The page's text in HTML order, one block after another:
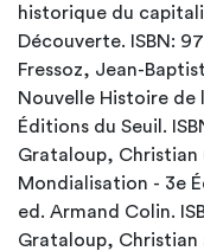
historique du
Découverte. ISBN:
Fressoz, Jean-
Nouvelle Histoire de
Éditions du Seuil.
Grataloup, Christian
Mondialisation - 3e
ed. Armand Colin.
Grataloup, Christian